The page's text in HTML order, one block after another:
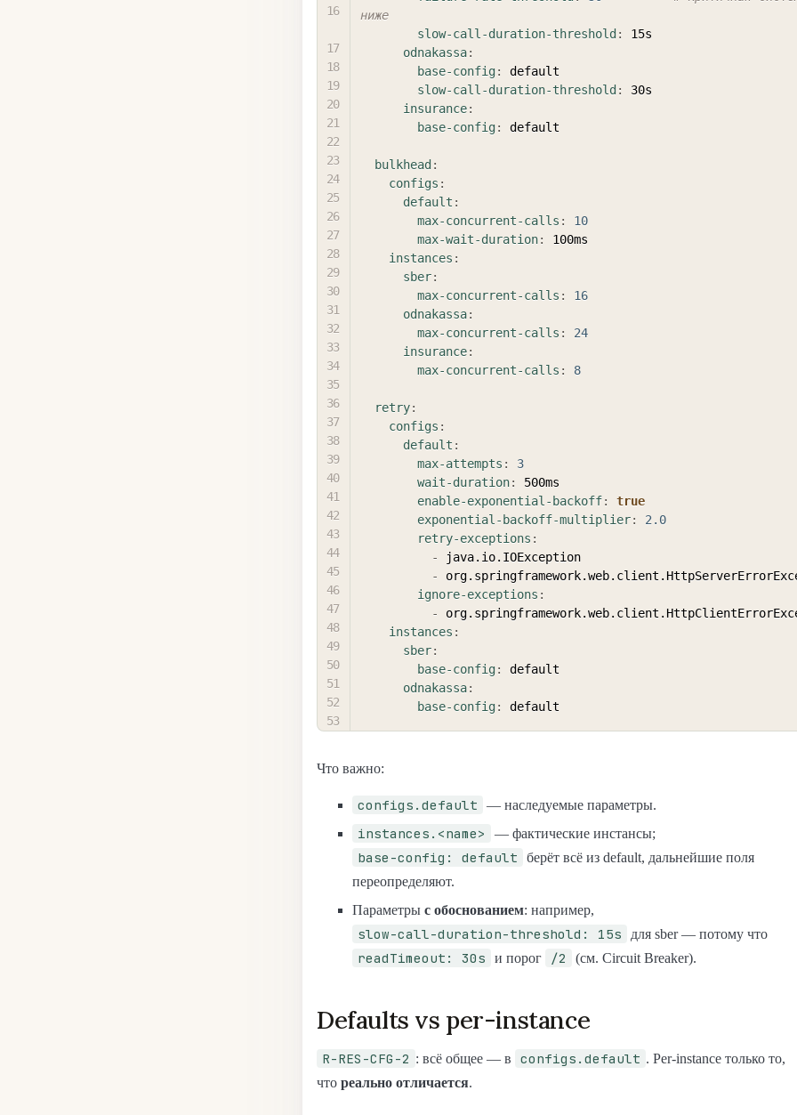
ниже
slow-call-duration-threshold:
15s
odnakassa:
base-config:
default
slow-call-duration-threshold:
30s
insurance:
base-config: default
bulkhead:
configs :
default :
max-concurrent-calls :
10
max-wait-duration:
100ms
instances :
sber:
max-concurrent-calls :
16
odnakassa:
max-concurrent-calls :
24
insurance:
max-concurrent-calls : 8
retry:
configs :
default :
max-attempts :
3
wait-duration:
500ms
enable-exponential-backoff:
true
exponential-backoff-multiplier:
2.0
retry-exceptions :
-
java.io.IOException
-
ignore-exceptions :
-
instances :
sber:
base-config:
default
odnakassa:
base-config:
Что важно:
configs.default — наследуемые параметры.
instances.<name> — фактические инстансы;
base-config: default
берёт всё из default, дальнейшие поля
переопределяют.
Параметры с обоснованием: например,
slow-call-duration-threshold: 15s для sber — потому что
readTimeout: 30s и порог /2 (см. Circuit Breaker).
Defaults vs per-instance
R-RES-CFG-2 : всё общее — в configs.default . Per-instance только то,
что реально отличается.